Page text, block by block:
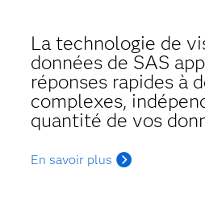
La technologie de
données de SAS
réponses rapides à
complexes,
quantité de vos
En savoir plus